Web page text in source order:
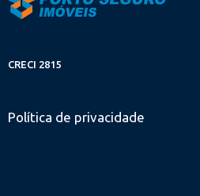
CRECI 2815
Política de privacidade